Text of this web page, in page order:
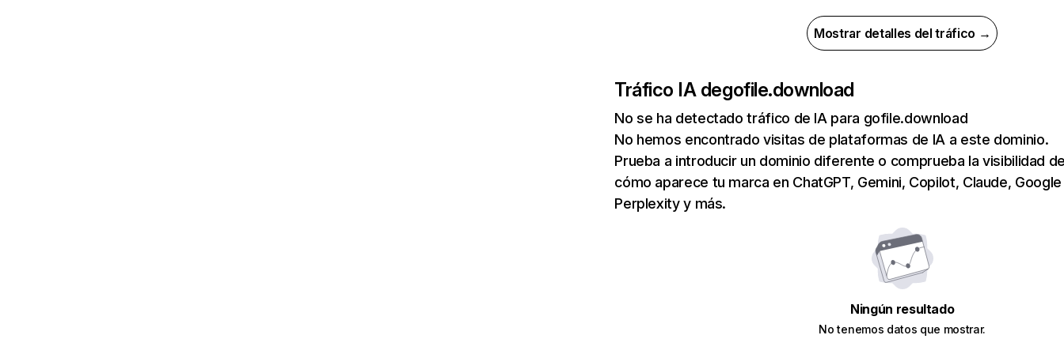
Mostrar detalles del tráfico →
Tráfico IA degofile.download
No se ha detectado tráfico de IA para gofile.download
No hemos encontrado visitas de plataformas de IA a este dominio.
Prueba a introducir un dominio diferente o comprueba la visibilidad
cómo aparece tu marca en ChatGPT, Gemini, Copilot, Claude,
Perplexity y más.
Ningún resultado
No tenemos datos que mostrar.